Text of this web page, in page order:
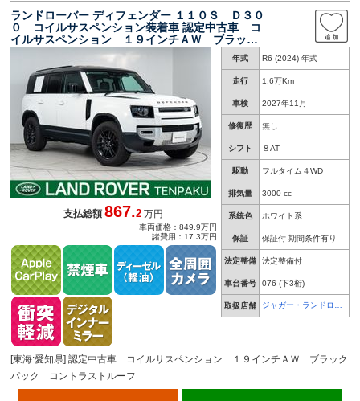
ランドローバー ディフェンダー １１０Ｓ Ｄ３０
０ コイルサスペンション装着車 認定中古車 コ
イルサスペンション １９インチＡＷ ブラック
パック コントラストルーフ フル液晶メーター
年式 R6 (2024) 年式
走行 1.6万Km
車検 2027年11月
修復歴 無し
シフト ８AT
駆動 フルタイム４WD
排気量 3000 cc
系統色 ホワイト系
保証 保証付 期間条件有り
法定整備 法定整備付
車台番号 076 (下3桁)
取扱店舗
ジャガー・ランドロー
バー 天白
支払総額867.2 万円
車両価格：849.9万円
諸費用：17.3万円
[東海:愛知県] 認定中古車 コイルサスペンション １９インチＡＷ ブラック
パック コントラストルーフ